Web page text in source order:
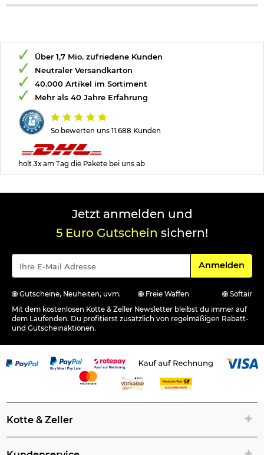
So bewerten uns 11.688 Kunden
Über 1,7 Mio. zufriedene Kunden
Neutraler Versandkarton
40.000 Artikel im Sortiment
Mehr als 40 Jahre Erfahrung
holt 3x am Tag die Pakete bei uns ab
Jetzt anmelden und
5 Euro Gutschein sichern!
Für den
Anmelden
Gutscheine, Neuheiten, uvm. Freie Waffen
Softair
Mit dem kostenlosen Kotte & Zeller Newsletter bleibst du immer auf
dem Laufenden. Du profitierst zusätzlich von regelmäßigen Rabatt-
und Gutscheinaktionen.
Kotte & Zeller